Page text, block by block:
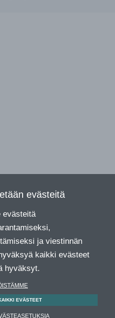
evästeitä
evästeitä
ja viestinnän
kaikki evästeet
hyväksyt.
EVÄSTEET